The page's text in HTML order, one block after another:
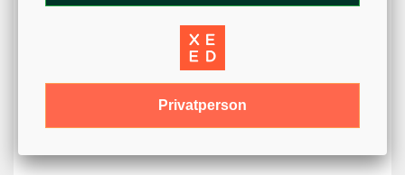
Diameter 12,7 mm
Privatperson